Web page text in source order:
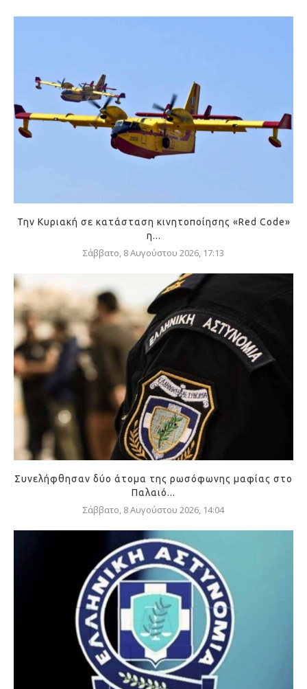
Την Κυριακή σε κατάσταση κινητοποίησης «Red Code»
η...
Σάββατο, 8 Αυγούστου 2026, 17:13
Συνελήφθησαν δύο άτομα της ρωσόφωνης μαφίας στο
Παλαιό...
Σάββατο, 8 Αυγούστου 2026, 14:04